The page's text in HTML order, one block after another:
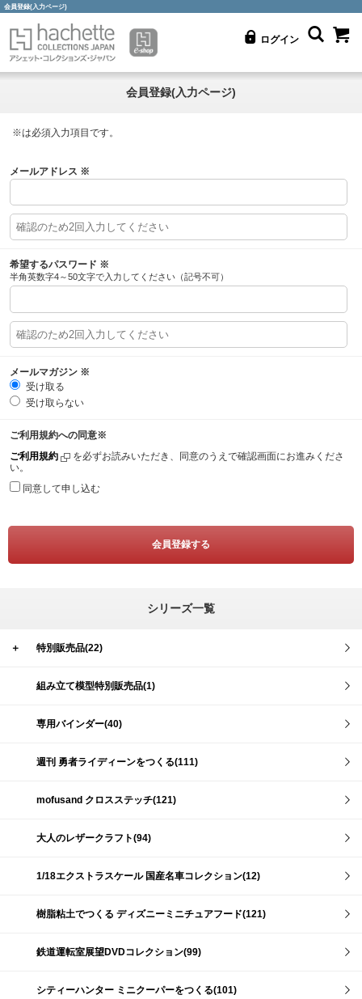
会員登録(入力ページ)
ログイン
会員登録(入力ページ)
※は必須入力項目です。
メールアドレス ※
希望するパスワード ※
半角英数字4～50文字で入力してください（記号不可）
メールマガジン ※
受け取る
受け取らない
ご利用規約への同意※
ご利用規約
を必ずお読みいただき、同意のうえで確認画面にお進みくださ
い。
同意して申し込む
シリーズ一覧
＋ 特別販売品(22)
組み立て模型特別販売品(1)
専用バインダー(40)
週刊 勇者ライディーンをつくる(111)
mofusand クロスステッチ(121)
大人のレザークラフト(94)
1/18エクストラスケール 国産名車コレクション(12)
樹脂粘土でつくる ディズニーミニチュアフード(121)
鉄道運転室展望DVDコレクション(99)
シティーハンター ミニクーパーをつくる(101)